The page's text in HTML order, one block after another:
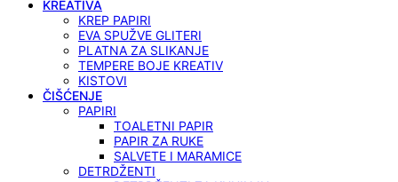
KREATIVA
KREP PAPIRI
EVA SPUŽVE GLITERI
PLATNA ZA SLIKANJE
TEMPERE BOJE KREATIV
KISTOVI
ČIŠĆENJE
PAPIRI
TOALETNI PAPIR
PAPIR ZA RUKE
SALVETE I MARAMICE
DETRDŽENTI